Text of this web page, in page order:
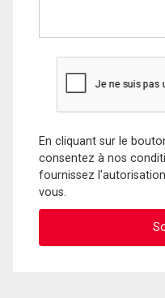
En cliquant sur le
consentez à nos
fournissez
vous.